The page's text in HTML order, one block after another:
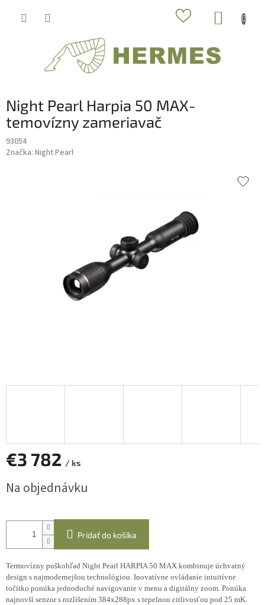
Night Pearl Harpia 50 MAX-
temovízny zameriavač
93054
Značka: Night Pearl
€3 782 / ks
cena:
Na objednávku
Pridať do košíka
Termovízny puškohľad Night Pearl HARPIA 50 MAX kombinuje úchvatný
design s najmodernejšou technológiou. Inovatívne ovládanie intuitívne
točítko ponúka jednoduché navigovanie v menu a digitálny zoom. Ponúka
najnovší senzor s rozlíšením 384x288px s tepelnou citlivosťou pod 25 mK.